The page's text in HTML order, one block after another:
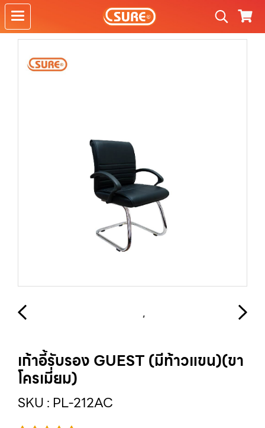
เก้าอี้รับรอง GUEST (มีท้าวแขน)(ขา
โครเมี่ยม)
SKU : PL-212AC